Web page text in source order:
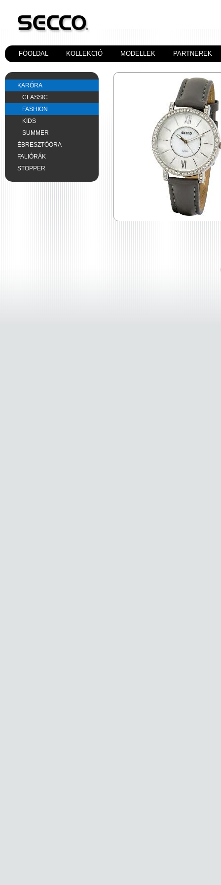
FÖOLDAL KOLLEKCIÓ MODELLEK PARTNEREK
KARÓRA
CLASSIC
FASHION
KIDS
SUMMER
ÉBRESZTŐÓRA
FALIÓRÁK
STOPPER